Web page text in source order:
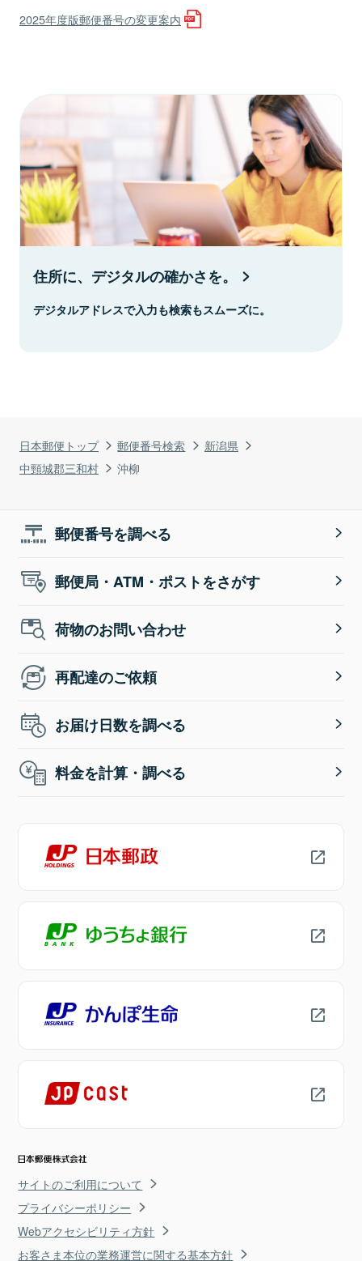
日本郵便トップ 郵便番号検索
新潟県
中頸城郡三和村
沖柳
2025年度版郵便番号の変更案内
住所に、デジタルの確かさを。
デジタルアドレスで入力も検索もスムーズに。
郵便番号を調べる
郵便局・ATM・ポストをさがす
荷物のお問い合わせ
再配達のご依頼
お届け日数を調べる
料金を計算・調べる
サイトのご利用について
プライバシーポリシー
Webアクセシビリティ方針
お客さま本位の業務運営に関する基本方針